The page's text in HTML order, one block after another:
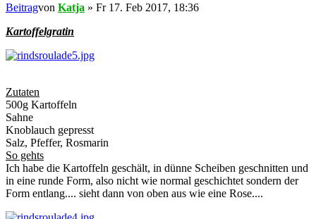
Beitragvon Katja » Fr 17. Feb 2017, 18:36
Kartoffelgratin
Zutaten
500g Kartoffeln
Sahne
Knoblauch gepresst
Salz, Pfeffer, Rosmarin
So gehts
Ich habe die Kartoffeln geschält, in dünne Scheiben geschnitten und
in eine runde Form, also nicht wie normal geschichtet sondern der
Form entlang.... sieht dann von oben aus wie eine Rose....